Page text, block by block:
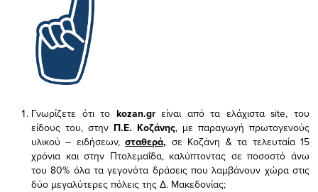
Γνωρίζετε ότι το kozan.gr είναι από τα ελάχισταsite, του
είδους του, στην Π.Ε. Κοζάνης, με παραγωγή πρωτογενούς
υλικού – ειδήσεων,σταθερά, σε Κοζάνη & τα τελευταία 15
χρόνια και στην Πτολεμαΐδα, καλύπτοντας σε ποσοστό άνω
του 80% όλα τα γεγονότα δράσεις που λαμβάνουν χώρα στις
δύο μεγαλύτερες πόλεις της Δ. Μακεδονίας;